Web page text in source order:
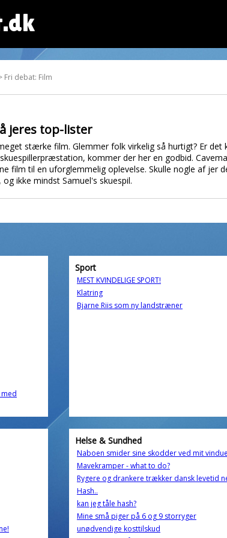
Fri debat: Film
jeres top-lister
stærke film. Glemmer folk virkelig så hurtigt? Er
kommer der her en godbid.
film til en uforglemmelig oplevelse. Skulle nogle af jer
ikke mindst Samuel's skuespil.
Sport
MEST KVINDELIGE SPORT!
Klatring
Bjarne Riis som ny landstræner
Helse & Sundhed
Naboen smider sine skodder ved mit
Mavekramper - what to do?
Rygere og drankere trækker dansk levetid
Hash..
kan jeg tåle hash?
Mine små piger på 6 og 9 storryger
unødvendige kosttilskud